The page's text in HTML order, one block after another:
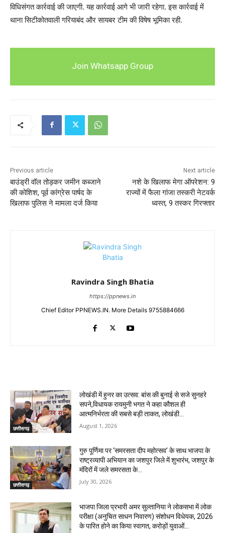
विधिसंगत कार्रवाई की जाएगी. यह कार्रवाई आगे भी जारी रहेगा. इस कार्रवाई में
थाना सिटीकोतवाली गरियाबंद और सायबर टीम की विषेष भूमिका रही.
Join Whatsapp Group
Previous article
बाउंड्री वॉल तोड़कर जमीन कब्जाने
की कोशिश, पूर्व कांग्रेस पार्षद के
खिलाफ पुलिस ने मामला दर्ज किया
Next article
नशे के खिलाफ मेगा ऑपरेशन: 9
राज्यों में फैला गांजा तस्करी नेटवर्क
ध्वस्त, 9 तस्कर गिरफ्तार
Ravindra Singh Bhatia
https://ppnews.in
Chief Editor PPNEWS.IN. More Details 9755884666
छत्तीसगढ़
लोखंडी में हुनर का उत्सव: बांस की बुनाई से सजे सुनहरे
सपने,विधायक रायमुनी भगत ने कहा कौशल ही
आत्मनिर्भरता की सबसे बड़ी ताकत, लोखंडी...
August 1, 2026
छत्तीसगढ़
गुरु पूर्णिमा पर ‘समरसता दीप महोत्सव’ के साथ भाजपा के
राष्ट्रव्यापी अभियान का जशपुर जिले में शुभारंभ, जशपुर के
मंदिरों में जले समरसता के...
July 30, 2026
भाजपा जिला प्रभारी अमर सुल्तानिया ने लोकसभा में लोक
परीक्षा (अनुचित साधन निवारण) संशोधन विधेयक, 2026
के पारित होने का किया स्वागत, करोड़ों युवाओं...